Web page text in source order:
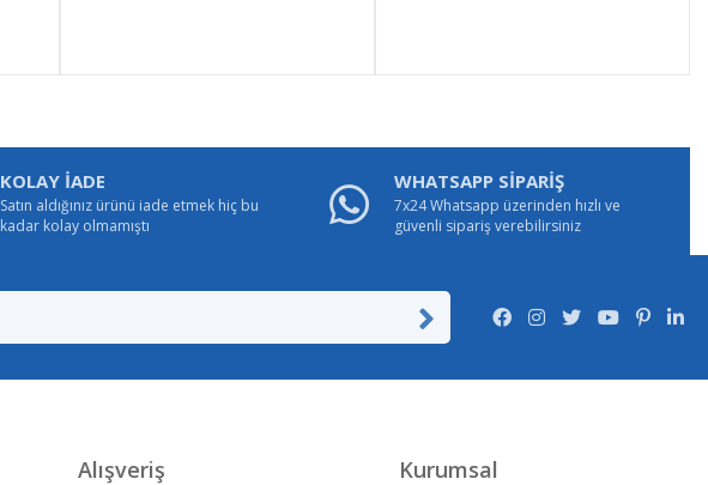
KOLAY İADE
Satın aldığınız ürünü iade etmek hiç bu
kadar kolay olmamıştı
WHATSAPP SİPARİŞ
7x24 Whatsapp üzerinden hızlı ve
güvenli sipariş verebilirsiniz
Alışveriş Kurumsal